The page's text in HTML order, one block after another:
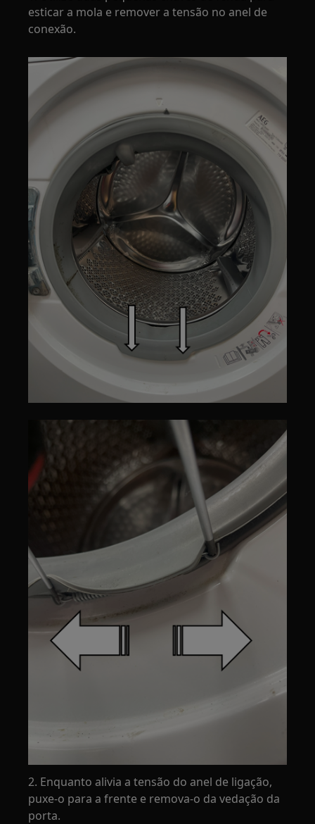
esticar a mola e remover a tensão no anel de
conexão.
2. Enquanto alivia a tensão do anel de ligação,
puxe-o para a frente e remova-o da vedação da
porta.